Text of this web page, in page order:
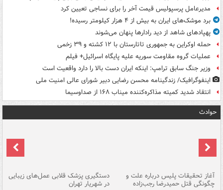
مدیرعامل پرسپولیس قیمت آخر را برای نساجی تعیین کرد
برد موشک‌های ایران به بیش از ۴ هزار کیلومتر رسیده!
پهپادهای شاهد از دید رادارها پنهان می‌شوند
حمله اوکراین به جمهوری تاتارستان با ۱۲ کشته و ۳۹ زخمی
عملیات گروه مقاومت سوریه علیه پایگاه اسرائیل+ فیلم
وزیر جنگ سابق ترامپ: اینکه ایران دست بالا را دارد واقعیت است
اینفوگرافیک/ زندگینامه محسن رضایی دبیر شورای عالی امنیت‌ ملی
انتقاد شدید کمیته مذاکره‌کننده میناب ۱۶۸ از صداوسیما
حوادث
آغاز تحقیقات پلیس درباره علت و
چگونگی قتل حمیدرضا رجب‌زاده
دستگیری پزشک قلابی عمل‌های زیبایی
در شهریار تهران